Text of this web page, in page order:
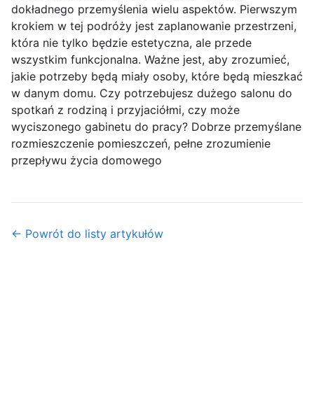
dokładnego przemyślenia wielu aspektów. Pierwszym
krokiem w tej podróży jest zaplanowanie przestrzeni,
która nie tylko będzie estetyczna, ale przede
wszystkim funkcjonalna. Ważne jest, aby zrozumieć,
jakie potrzeby będą miały osoby, które będą mieszkać
w danym domu. Czy potrzebujesz dużego salonu do
spotkań z rodziną i przyjaciółmi, czy może
wyciszonego gabinetu do pracy? Dobrze przemyślane
rozmieszczenie pomieszczeń, pełne zrozumienie
przepływu życia domowego
← Powrót do listy artykułów